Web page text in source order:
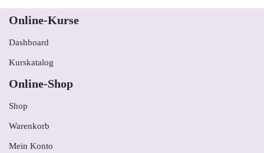
Online-Kurse
Dashboard
Kurskatalog
Online-Shop
Shop
Warenkorb
Mein Konto